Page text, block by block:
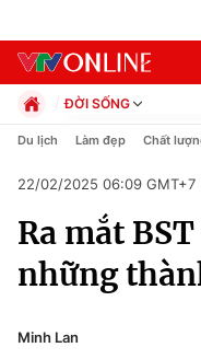
Chuyên mục
Chính trị
ĐỜI SỐNG
Chính trị
Pháp luật
Kinh tế
Thể thao
Truyền hình
Y tế
Du lịch Làm đẹp Chất
22/02/2025 06:09 GMT+7
Ra mắt
những
Minh Lan